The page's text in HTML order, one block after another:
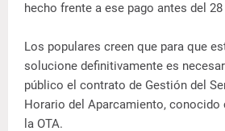
hecho frente a ese pago antes del
Los populares creen que para que
solucione definitivamente es
público el contrato de Gestión del
Horario del Aparcamiento,
la OTA.